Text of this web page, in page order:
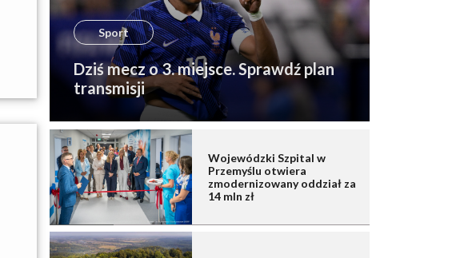
Sport
Dziś mecz o 3. miejsce. Sprawdź plan
transmisji
Wojewódzki Szpital w
Przemyślu otwiera
zmodernizowany oddział za
14 mln zł